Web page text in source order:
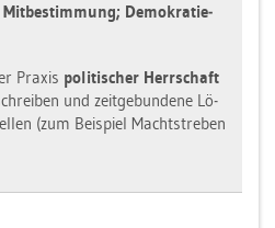
De­mo­kra­tie­
Pra­xis po­li­ti­scher Herr­schaft
und zeit­ge­bun­de­ne Lö­
(zum Bei­spiel Macht­stre­ben